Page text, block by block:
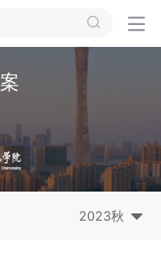
 
2023秋